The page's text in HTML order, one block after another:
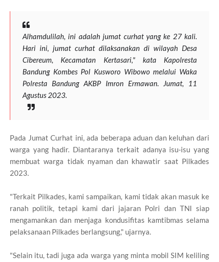
Alhamdulilah, ini adalah jumat curhat yang ke 27 kali.
Hari ini, jumat curhat dilaksanakan di wilayah Desa
Cibereum, Kecamatan Kertasari," kata Kapolresta
Bandung Kombes Pol Kusworo Wibowo melalui Waka
Polresta Bandung AKBP Imron Ermawan. Jumat, 11
Agustus 2023.
Pada Jumat Curhat ini, ada beberapa aduan dan keluhan dari
warga yang hadir. Diantaranya terkait adanya isu-isu yang
membuat warga tidak nyaman dan khawatir saat Pilkades
2023.
"Terkait Pilkades, kami sampaikan, kami tidak akan masuk ke
ranah politik, tetapi kami dari jajaran Polri dan TNI siap
mengamankan dan menjaga kondusifitas kamtibmas selama
pelaksanaan Pilkades berlangsung," ujarnya.
"Selain itu, tadi juga ada warga yang minta mobil SIM keliling